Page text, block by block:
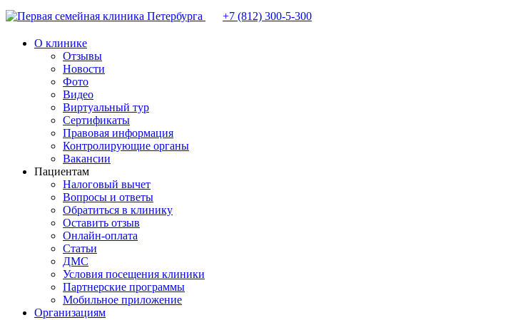
+7 (812) 300-5-300
О клинике
Отзывы
Новости
Фото
Видео
Виртуальный тур
Сертификаты
Правовая информация
Контролирующие органы
Вакансии
Пациентам
Налоговый вычет
Вопросы и ответы
Обратиться в клинику
Оставить отзыв
Онлайн-оплата
Статьи
ДМС
Условия посещения клиники
Партнерские программы
Мобильное приложение
Организациям